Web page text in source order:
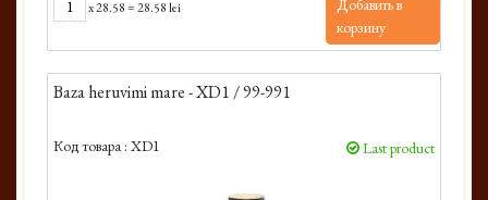
x28.58=28.58 lei
Добавить в
корзину
Baza heruvimi mare - XD1 / 99-991
Код товара : XD1 Last product